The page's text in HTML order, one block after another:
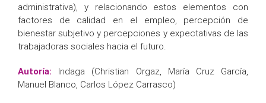
administrativa), y relacionando estos elementos con
factores de calidad en el empleo, percepción de
bienestar subjetivo y percepciones y expectativas de las
trabajadoras sociales hacia el futuro.
Autoría: Indaga (Christian Orgaz, María Cruz García,
Manuel Blanco, Carlos López Carrasco)